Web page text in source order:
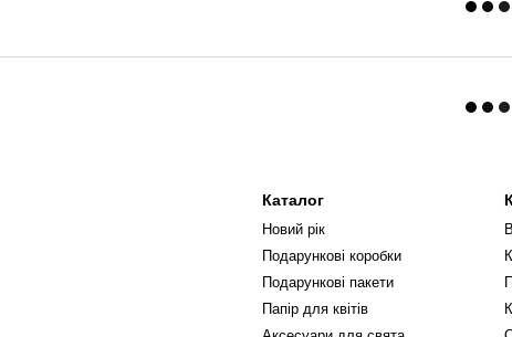
Каталог
Новий рік
Подарункові коробки
Подарункові пакети
Папір для квітів